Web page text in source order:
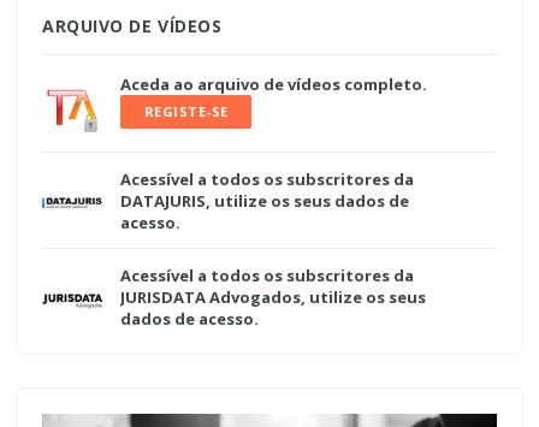
ARQUIVO DE VÍDEOS
Aceda ao arquivo de vídeos completo.
REGISTE-SE
Acessível a todos os subscritores da
DATAJURIS, utilize os seus dados de
acesso.
Acessível a todos os subscritores da
JURISDATA Advogados, utilize os seus
dados de acesso.